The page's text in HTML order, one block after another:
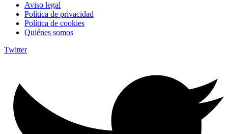
Aviso legal
Política de privacidad
Política de cookies
Quiénes somos
Twitter